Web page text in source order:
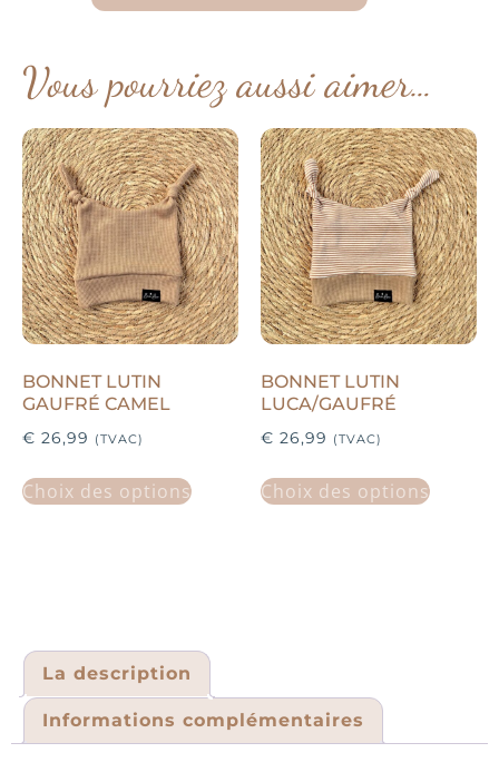
Vous pourriez aussi aimer…
BONNET LUTIN
GAUFRÉ CAMEL
€ 26,99 (TVAC)
Choix des options
BONNET LUTIN
LUCA/GAUFRÉ
€ 26,99 (TVAC)
Choix des options
La description
Informations complémentaires